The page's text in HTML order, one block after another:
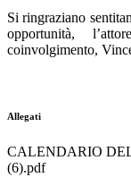
Si ringraziano
opportunità,
coinvolgimento,
Allegati
CALENDARIO
(6).pdf